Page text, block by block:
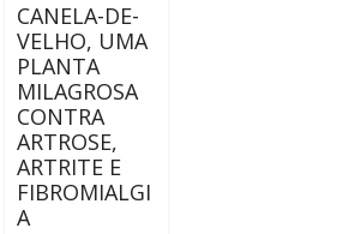
CANELA-DE-
VELHO, UMA
PLANTA
MILAGROSA
CONTRA
ARTROSE,
ARTRITE E
FIBROMIALGI
A